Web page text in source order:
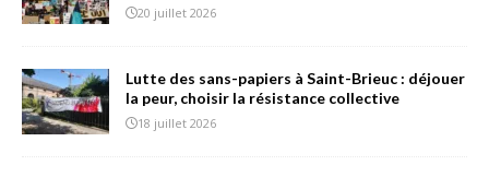
20 juillet 2026
Lutte des sans-papiers à Saint-Brieuc : déjouer
la peur, choisir la résistance collective
18 juillet 2026